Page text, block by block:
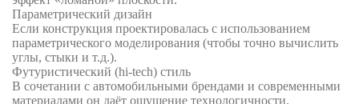
Параметрический дизайн
Если конструкция проектировалась с использованием
параметрического моделирования (чтобы точно вычислить
углы, стыки и т.д.).
Футуристический (hi-tech) стиль
В сочетании с автомобильными брендами и современными
материалами он даёт ощущение технологичности.